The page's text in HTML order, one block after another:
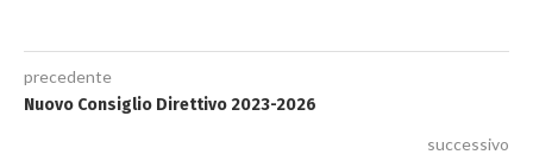
precedente
Nuovo Consiglio Direttivo 2023-2026
successivo